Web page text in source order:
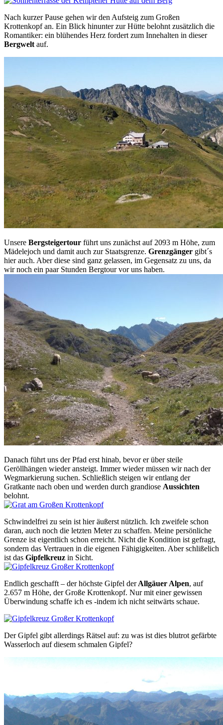
Nach kurzer Pause gehen wir den Aufsteig zum Großen
Krottenkopf an. Ein Blick hinunter zur Hütte belohnt zusätzlich die
Romantiker: ein blühendes Herz fordert zum Innehalten in dieser
Bergwelt auf.
Unsere Bergsteigertour führt uns zunächst auf 2093 m Höhe, zum
Mädelejoch und damit auch zur Staatsgrenze. Grenzgänger gibt´s
hier auch. Aber diese sind ganz gelassen, im Gegensatz zu uns, da
wir noch ein paar Stunden Bergtour vor uns haben.
Danach führt uns der Pfad erst hinab, bevor er über steile
Geröllhängen wieder ansteigt. Immer wieder müssen wir nach der
Wegmarkierung suchen. Schließlich steigen wir entlang der
Gratkante nach oben und werden durch grandiose Aussichten
belohnt.
Schwindelfrei zu sein ist hier äußerst nützlich. Ich zweifele schon
daran, auch noch die letzten Meter zu schaffen. Meine persönliche
Grenze ist eigentlich schon erreicht. Nicht die Kondition ist gefragt,
sondern das Vertrauen in die eigenen Fähigigkeiten. Aber schlißelich
ist das Gipfelkreuz in Sicht.
Endlich geschafft – der höchste Gipfel derAllgäuer Alpen, auf
2.657 m Höhe, der Große Krottenkopf. Nur mit einer gewissen
Überwindung schaffe ich es -indem ich nicht seitwärts schaue.
Der Gipfel gibt allerdings Rätsel auf: zu was ist dies blutrot gefärbte
Wasserloch auf diesem schmalen Gipfel?